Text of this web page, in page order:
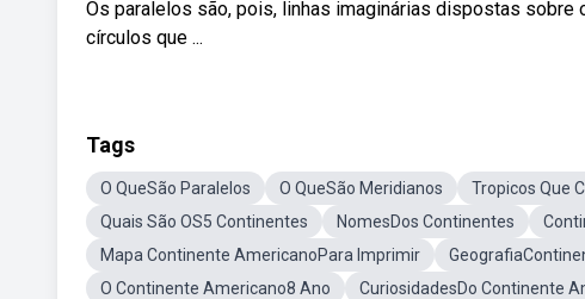
Os paralelos são, pois, linhas imaginárias dispostas
círculos que ...
Tags
O QueSão Paralelos O QueSão Meridianos Tropicos Que
Quais São OS5 Continentes
NomesDos Continentes
Mapa Continente AmericanoPara Imprimir
O Continente Americano8 Ano
CuriosidadesDo Continente